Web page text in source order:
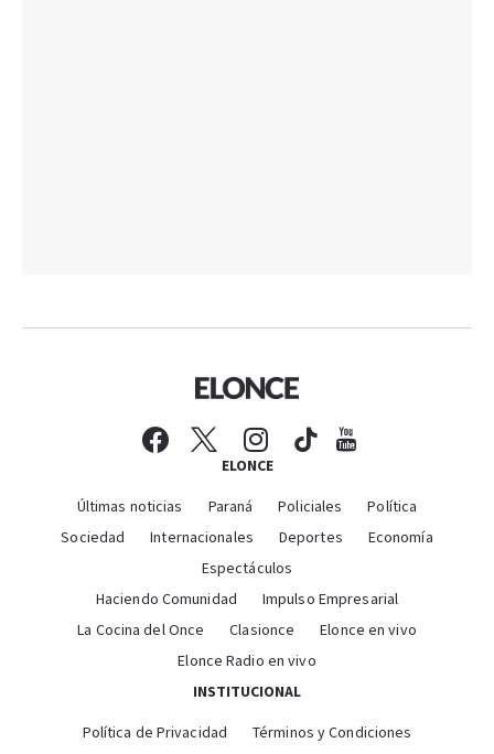
ELONCE
Últimas noticias Paraná Policiales
Política
Sociedad
Internacionales Deportes
Economía
Espectáculos
Haciendo Comunidad
Impulso Empresarial
La Cocina del Once
Clasionce
Elonce en vivo
Elonce Radio en vivo
INSTITUCIONAL
Política de Privacidad
Términos y Condiciones